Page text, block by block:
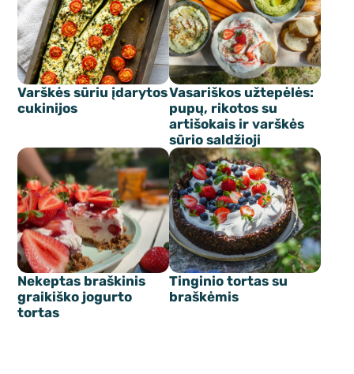
Varškės sūriu įdarytos
cukinijos
Vasariškos užtepėlės:
pupų, rikotos su
artišokais ir varškės
sūrio saldžioji
Nekeptas braškinis
graikiško jogurto
tortas
Tinginio tortas su
braškėmis